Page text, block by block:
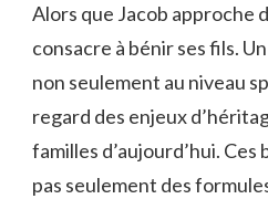
Alors que Jacob approche
consacre à bénir ses fils.
non seulement au niveau
regard des enjeux
familles d’aujourd’hui.
pas seulement des